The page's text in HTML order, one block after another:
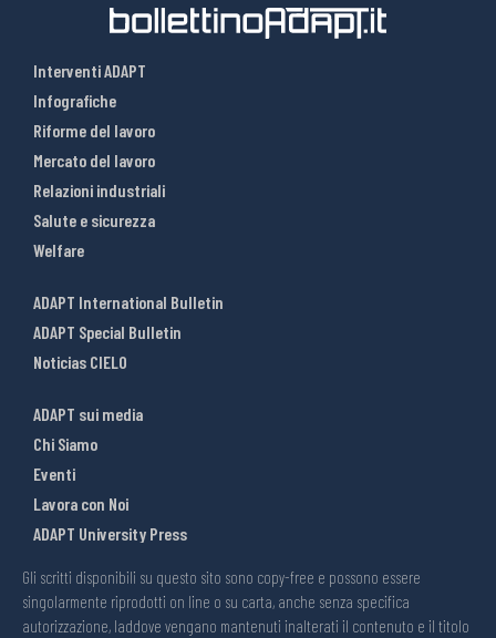
Interventi ADAPT
Infografiche
Riforme del lavoro
Mercato del lavoro
Relazioni industriali
Salute e sicurezza
Welfare
ADAPT International Bulletin
ADAPT Special Bulletin
Noticias CIELO
ADAPT sui media
Chi Siamo
Eventi
Lavora con Noi
ADAPT University Press
Gli scritti disponibili su questo sito sono copy-free e possono essere
singolarmente riprodotti on line o su carta, anche senza specifica
autorizzazione, laddove vengano mantenuti inalterati il contenuto e il titolo